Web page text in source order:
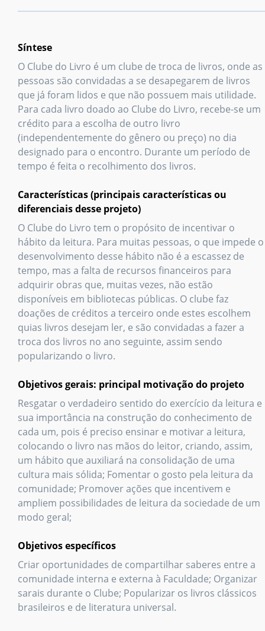
Síntese
O Clube do Livro é um clube de troca de livros, onde as
pessoas são convidadas a se desapegarem de livros
que já foram lidos e que não possuem mais utilidade.
Para cada livro doado ao Clube do Livro, recebe-se um
crédito para a escolha de outro livro
(independentemente do gênero ou preço) no dia
designado para o encontro. Durante um período de
tempo é feita o recolhimento dos livros.
Características (principais características ou
diferenciais desse projeto)
O Clube do Livro tem o propósito de incentivar o
hábito da leitura. Para muitas pessoas, o que impede o
desenvolvimento desse hábito não é a escassez de
tempo, mas a falta de recursos financeiros para
adquirir obras que, muitas vezes, não estão
disponíveis em bibliotecas públicas. O clube faz
doações de créditos a terceiro onde estes escolhem
quias livros desejam ler, e são convidadas a fazer a
troca dos livros no ano seguinte, assim sendo
popularizando o livro.
Objetivos gerais: principal motivação do projeto
Resgatar o verdadeiro sentido do exercício da leitura e
sua importância na construção do conhecimento de
cada um, pois é preciso ensinar e motivar a leitura,
colocando o livro nas mãos do leitor, criando, assim,
um hábito que auxiliará na consolidação de uma
cultura mais sólida; Fomentar o gosto pela leitura da
comunidade; Promover ações que incentivem e
ampliem possibilidades de leitura da sociedade de um
modo geral;
Objetivos específicos
Criar oportunidades de compartilhar saberes entre a
comunidade interna e externa à Faculdade; Organizar
sarais durante o Clube; Popularizar os livros clássicos
brasileiros e de literatura universal.